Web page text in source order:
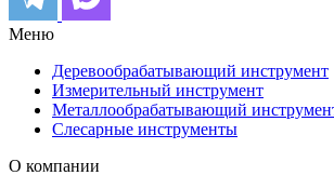
Меню
Деревообрабатывающий инструмент
Измерительный инструмент
Металлообрабатывающий
Слесарные инструменты
О компании